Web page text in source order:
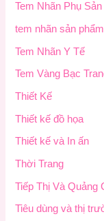
Tem Nhãn Phụ
tem nhãn sản phẩm
Tem Nhãn Y Tế
Tem Vàng Bạc
Thiết Kế
Thiết kế đồ họa
Thiết kế và In ấn
Thời Trang
Tiếp Thị Và Quảng
Tiêu dùng và thị